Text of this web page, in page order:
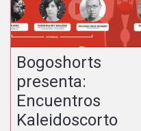
Bogoshorts
presenta:
Encuentros
Kaleidoscorto